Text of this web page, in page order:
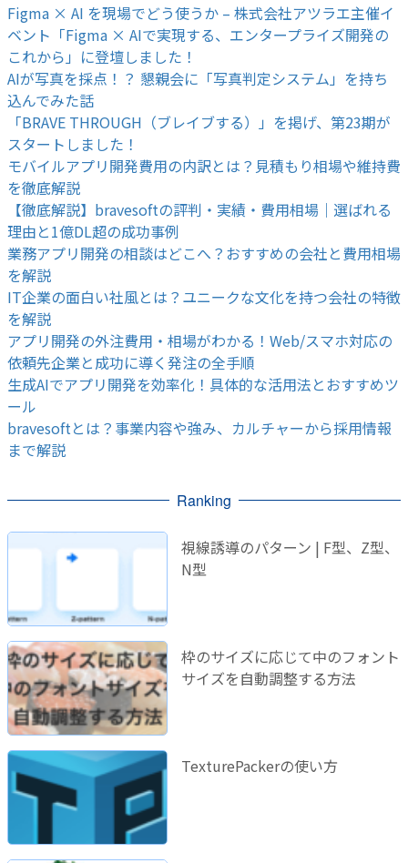
Figma × AI を現場でどう使うか – 株式会社アツラエ主催イ
ベント「Figma × AIで実現する、エンタープライズ開発の
これから」に登壇しました！
AIが写真を採点！？ 懇親会に「写真判定システム」を持ち
込んでみた話
「BRAVE THROUGH（ブレイブする）」を掲げ、第23期が
スタートしました！
モバイルアプリ開発費用の内訳とは？見積もり相場や維持費
を徹底解説
【徹底解説】bravesoftの評判・実績・費用相場｜選ばれる
理由と1億DL超の成功事例
業務アプリ開発の相談はどこへ？おすすめの会社と費用相場
を解説
IT企業の面白い社風とは？ユニークな文化を持つ会社の特徴
を解説
アプリ開発の外注費用・相場がわかる！Web/スマホ対応の
依頼先企業と成功に導く発注の全手順
生成AIでアプリ開発を効率化！具体的な活用法とおすすめツ
ール
bravesoftとは？事業内容や強み、カルチャーから採用情報
まで解説
Ranking
視線誘導のパターン | F型、Z型、
N型
枠のサイズに応じて中のフォント
サイズを自動調整する方法
TexturePackerの使い方